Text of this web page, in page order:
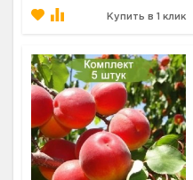
Купить в 1 клик